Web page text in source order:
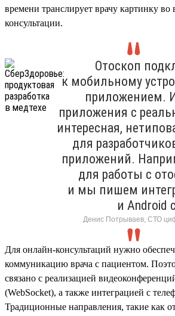
времени транслирует врачу картинку во
консультации.
Отоскоп
к мобильному
приложением.
приложения с
интересная,
для
приложений.
для работы с
и мы пишем
и Android
Денис Потрываев, СТО
Для онлайн-консультаций нужно
коммуникацию врача с пациентом.
связано с реализацией
(WebSocket), а также интеграцией с
Традиционные направления, такие как